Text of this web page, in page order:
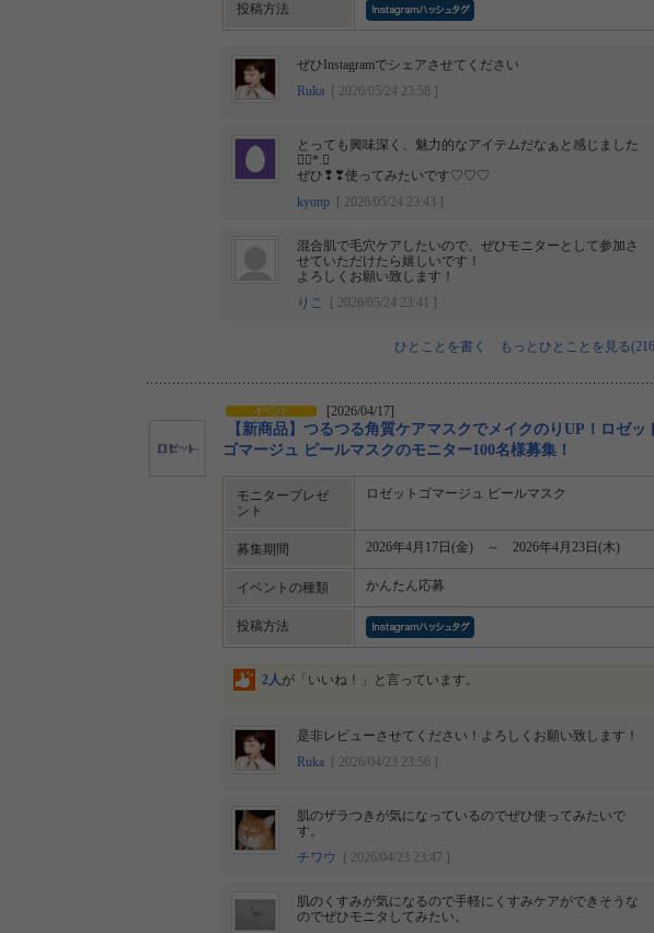
投稿方法
ぜひInstagramでシェアさせてください
Ruka [ 2026/05/24 23:58 ]
とっても興味深く、魅力的なアイテムだなぁと感じました
❁⃘*.ﾟ
ぜひ❢❣使ってみたいです♡♡♡
kyonp [ 2026/05/24 23:43 ]
混合肌で毛穴ケアしたいので、ぜひモニターとして参加さ
せていただけたら嬉しいです！
よろしくお願い致します！
りこ
[ 2026/05/24 23:41 ]
ひとことを書く もっとひとことを見る
[2026/04/17]
【新商品】つるつる角質ケアマスクでメイクのりUP！ロゼッ
ゴマージュ ピールマスクのモニター100名様募集！
モニタープレゼ
ント
ロゼットゴマージュ ピールマスク
募集期間 2026年4月17日(金) ～ 2026年4月23日(木)
イベントの種類 かんたん応募
投稿方法
2人が「いいね！」と言っています。
是非レビューさせてください！よろしくお願い致します！
Ruka [ 2026/04/23 23:56 ]
肌のザラつきが気になっているのでぜひ使ってみたいで
す。
チワウ
[ 2026/04/23 23:47 ]
肌のくすみが気になるので手軽にくすみケアができそうな
のでぜひモニタしてみたい。